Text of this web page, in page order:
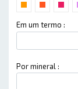
Em um termo :
Por mineral :